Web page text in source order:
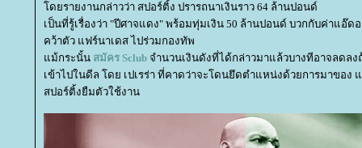
ดยรายงานกล่าวว่า สปอร์ติ้ง ปรารถนาเงินราว 64 ล้านปอนด์
เป็นที่รู้เรื่องว่า "ปีศาจแดง" พร้อมทุ่มเงิน 50 ล้านปอนด์ บวกกับค่าแอ๊ด
คว้าตัว แฟร์นาเดส ไปร่วมกองทัพ
ม้กระนั้น สมัคร Sclub จำนวนเงินดังที่ได้กล่าวมาแล้วบางทีอาจลดล
เข้าไปในดีล โดย เปเรร่า ที่คาดว่าจะโดนยึดตำแหน่งด้วยการมาของ
สปอร์ติ้งยืมตัวใช้งาน